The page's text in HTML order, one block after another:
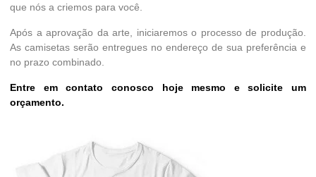
que nós a criemos para você.
Após a aprovação da arte, iniciaremos o processo de produção.
As camisetas serão entregues no endereço de sua preferência e
no prazo combinado.
Entre em contato conosco hoje mesmo e solicite um
orçamento.